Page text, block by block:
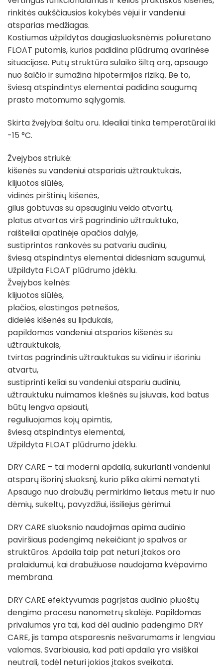
rinkitės aukščiausios kokybės vėjui ir vandeniui
atsparias medžiagas.
Kostiumas užpildytas daugiasluoksnėmis poliuretano
FLOAT putomis, kurios padidina plūdrumą avarinėse
situacijose. Putų struktūra sulaiko šiltą orą, apsaugo
nuo šalčio ir sumažina hipotermijos riziką. Be to,
šviesą atspindintys elementai padidina saugumą
prasto matomumo sąlygomis.
Skirta žvejybai šaltu oru. Idealiai tinka temperatūrai iki
-15 °C.
Žvejybos striukė:
kišenės su vandeniui atspariais užtrauktukais,
klijuotos siūlės,
vidinės pirštinių kišenės,
gilus gobtuvas su apsauginiu veido atvartu,
platus atvartas virš pagrindinio užtrauktuko,
raišteliai apatinėje apačios dalyje,
sustiprintos rankovės su patvariu audiniu,
šviesą atspindintys elementai didesniam saugumui,
Užpildyta FLOAT plūdrumo įdėklu.
Žvejybos kelnės:
klijuotos siūlės,
plačios, elastingos petnešos,
didelės kišenės su lipdukais,
papildomos vandeniui atsparios kišenės su
užtrauktukais,
tvirtas pagrindinis užtrauktukas su vidiniu ir išoriniu
atvartu,
sustiprinti keliai su vandeniui atspariu audiniu,
užtrauktuku nuimamos klešnės su įsiuvais, kad batus
būtų lengva apsiauti,
reguliuojamas kojų apimtis,
šviesą atspindintys elementai,
Užpildyta FLOAT plūdrumo įdėklu.
DRY CARE – tai moderni apdaila, sukurianti vandeniui
atsparų išorinį sluoksnį, kurio plika akimi nematyti.
Apsaugo nuo drabužių permirkimo lietaus metu ir nuo
dėmių, sukeltų, pavyzdžiui, išsiliejus gėrimui.
DRY CARE sluoksnio naudojimas apima audinio
paviršiaus padengimą nekeičiant jo spalvos ar
struktūros. Apdaila taip pat neturi įtakos oro
pralaidumui, kai drabužiuose naudojama kvėpavimo
membrana.
DRY CARE efektyvumas pagrįstas audinio pluoštų
dengimo procesu nanometrų skalėje. Papildomas
privalumas yra tai, kad dėl audinio padengimo DRY
CARE, jis tampa atsparesnis nešvarumams ir lengviau
valomas. Svarbiausia, kad pati apdaila yra visiškai
neutrali, todėl neturi jokios įtakos sveikatai.